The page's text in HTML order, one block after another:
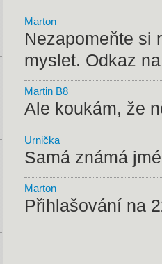
Marton
Nezapomeňte si
myslet. Odkaz
Martin B8
Ale koukám, že
Urnička
Samá známá
Marton
Přihlašování na